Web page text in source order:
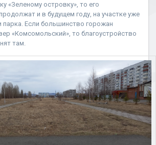
«Зеленому островку», то его
и в будущем году, на участке уже
парка. Если большинство горожан
«Комсомольский», то благоустройство
там.